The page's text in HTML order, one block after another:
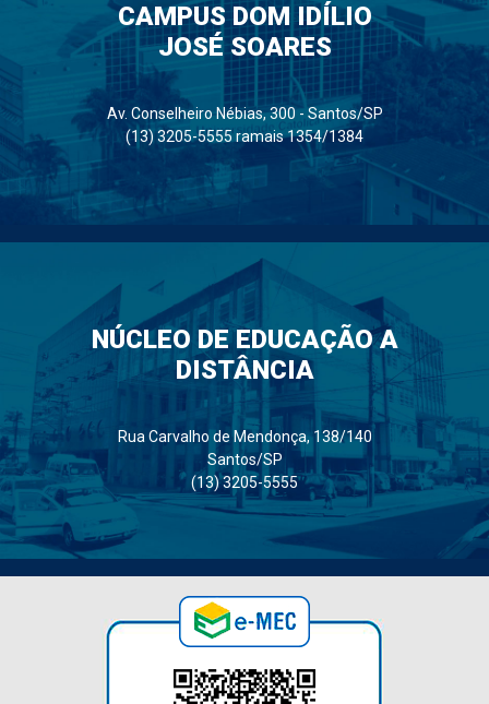
CAMPUS DOM IDÍLIO
JOSÉ SOARES
Av. Conselheiro Nébias, 300 - Santos/SP
(13) 3205-5555 ramais 1354/1384
NÚCLEO DE EDUCAÇÃO A
DISTÂNCIA
Rua Carvalho de Mendonça, 138/140
Santos/SP
(13) 3205-5555